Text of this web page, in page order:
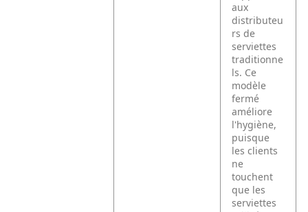
aux
distributeu
rs de
serviettes
traditionne
ls. Ce
modèle
fermé
améliore
l'hygiène,
puisque
les clients
ne
touchent
que les
serviettes